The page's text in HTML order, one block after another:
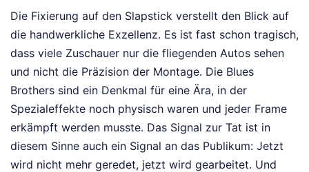
Die Fixierung auf den Slapstick verstellt den Blick auf
die handwerkliche Exzellenz. Es ist fast schon tragisch,
dass viele Zuschauer nur die fliegenden Autos sehen
und nicht die Präzision der Montage. Die Blues
Brothers sind ein Denkmal für eine Ära, in der
Spezialeffekte noch physisch waren und jeder Frame
erkämpft werden musste. Das Signal zur Tat ist in
diesem Sinne auch ein Signal an das Publikum: Jetzt
wird nicht mehr geredet, jetzt wird gearbeitet. Und